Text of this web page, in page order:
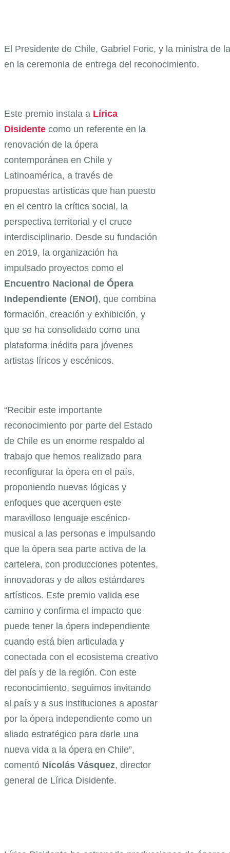
El Presidente de Chile, Gabriel Foric, y la ministra de
en la ceremonia de entrega del reconocimiento.
Este premio instala a Lírica
Disidente como un referente en la
renovación de la ópera
contemporánea en Chile y
Latinoamérica, a través de
propuestas artísticas que han puesto
en el centro la crítica social, la
perspectiva territorial y el cruce
interdisciplinario. Desde su fundación
en 2019, la organización ha
impulsado proyectos como el
Encuentro Nacional de Ópera
Independiente (ENOI), que combina
formación, creación y exhibición, y
que se ha consolidado como una
plataforma inédita para jóvenes
artistas líricos y escénicos.
“Recibir este importante
reconocimiento por parte del Estado
de Chile es un enorme respaldo al
trabajo que hemos realizado para
reconfigurar la ópera en el país,
proponiendo nuevas lógicas y
enfoques que acerquen este
maravilloso lenguaje escénico-
musical a las personas e impulsando
que la ópera sea parte activa de la
cartelera, con producciones potentes,
innovadoras y de altos estándares
artísticos. Este premio valida ese
camino y confirma el impacto que
puede tener la ópera independiente
cuando está bien articulada y
conectada con el ecosistema creativo
del país y de la región. Con este
reconocimiento, seguimos invitando
al país y a sus instituciones a apostar
por la ópera independiente como un
aliado estratégico para darle una
nueva vida a la ópera en Chile”,
comentó Nicolás Vásquez, director
general de Lírica Disidente.